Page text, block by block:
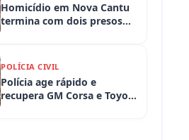
Homicídio em Nova Cantu
termina com dois presos
POLÍCIA CIVIL
Polícia age rápido e
recupera GM Corsa e Toyota